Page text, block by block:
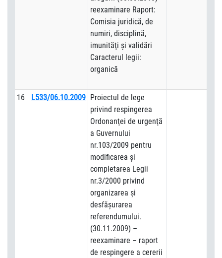
reexaminare Raport:
Comisia juridică, de
numiri, disciplină,
imunităţi şi validări
Caracterul legii:
organică
16 L533/06.10.2009 Proiectul de lege
privind respingerea
Ordonanţei de urgenţă
a Guvernului
nr.103/2009 pentru
modificarea şi
completarea Legii
nr.3/2000 privind
organizarea şi
desfăşurarea
referendumului.
(30.11.2009) –
reexaminare – raport
de respingere a cererii